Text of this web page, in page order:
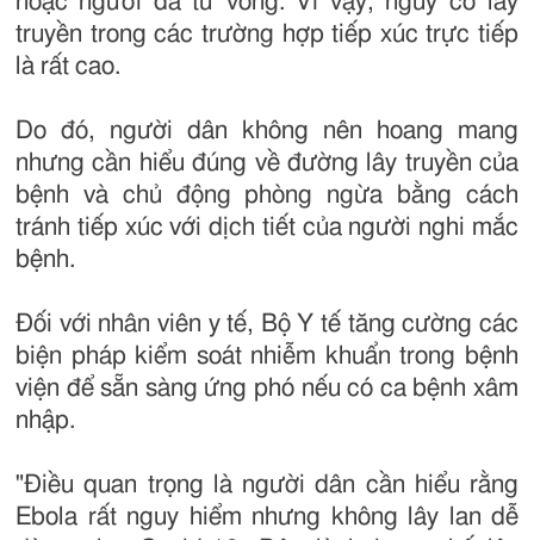
truyền trong các trường hợp tiếp xúc trực tiếp
là rất cao.
Do đó, người dân không nên hoang mang
nhưng cần hiểu đúng về đường lây truyền của
bệnh và chủ động phòng ngừa bằng cách
tránh tiếp xúc với dịch tiết của người nghi mắc
bệnh.
Đối với nhân viên y tế, Bộ Y tế tăng cường các
biện pháp kiểm soát nhiễm khuẩn trong bệnh
viện để sẵn sàng ứng phó nếu có ca bệnh xâm
nhập.
"Điều quan trọng là người dân cần hiểu rằng
Ebola rất nguy hiểm nhưng không lây lan dễ